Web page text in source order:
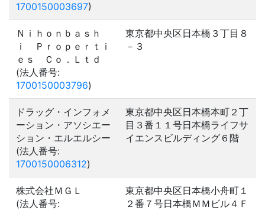
1700150003697)
Ｎｉｈｏｎｂａｓｈ
ｉ Ｐｒｏｐｅｒｔｉ
ｅｓ Ｃｏ．Ｌｔｄ
(法人番号:
1700150003796)
東京都中央区日本橋３丁目８
－３
ドラッグ・インフォメ
ーション・アソシエー
ション・エルエルシー
(法人番号:
1700150006312)
東京都中央区日本橋本町２丁
目３番１１号日本橋ライフサ
イエンスビルディング６階
株式会社ＭＧＬ
(法人番号:
東京都中央区日本橋小舟町１
２番７号日本橋ＭＭビル４Ｆ